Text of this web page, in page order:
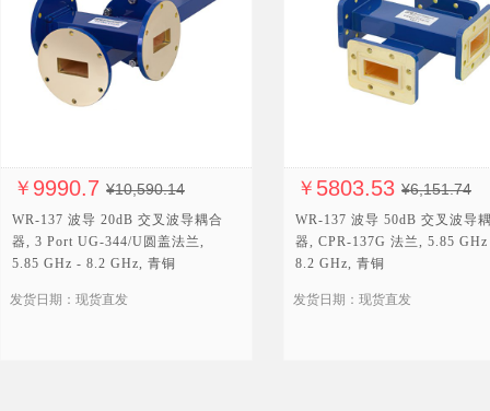
￥ 9990.7 ¥10,590.14
WR-137 波导 20dB 交叉波导耦合
器, 3 Port UG-344/U圆盖法兰,
5.85 GHz - 8.2 GHz, 青铜
发货日期：现货直发
￥ 5803.53 ¥6,151.74
WR-137 波导 50dB 交叉波导
器, CPR-137G 法兰, 5.85
8.2 GHz, 青铜
发货日期：现货直发